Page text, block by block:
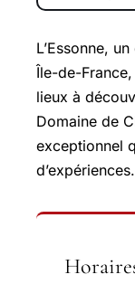
L’Essonne,
Île-de-
lieux à
Domaine de
exceptionnel
d’expériences.